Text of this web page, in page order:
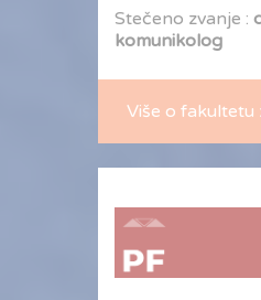
Stečeno zvanje :
komunikolog
Više o fakultetu